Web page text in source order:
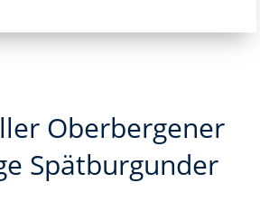
Oberbergener
Spätburgunder